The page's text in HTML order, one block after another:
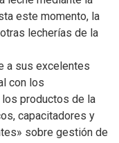
este momento, la
lecherías de la
a sus excelentes
con los
productos de la
capacitadores y
sobre gestión de